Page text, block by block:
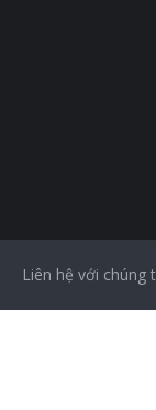
Liên hệ với chúng